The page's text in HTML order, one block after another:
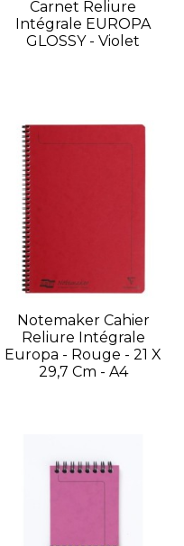
Carnet Reliure
Intégrale EUROPA
GLOSSY - Violet
Notemaker Cahier
Reliure Intégrale
Europa - Rouge - 21 X
29,7 Cm - A4